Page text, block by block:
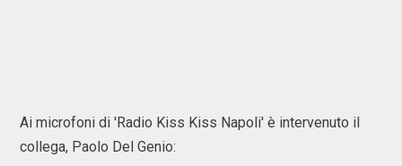
Ai microfoni di 'Radio Kiss Kiss Napoli' è intervenuto il
collega, Paolo Del Genio: